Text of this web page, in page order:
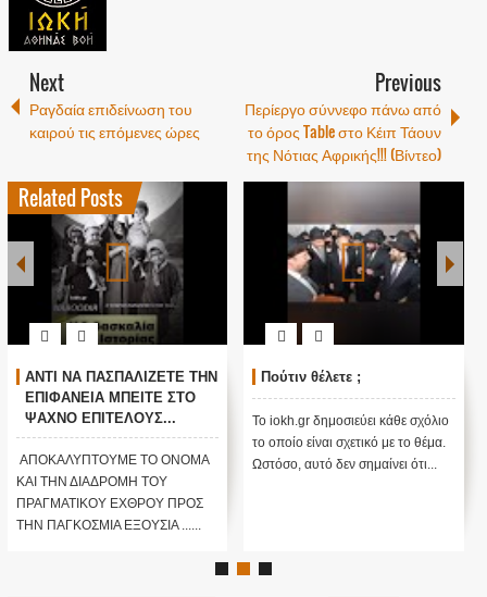
Next
Ραγδαία επιδείνωση του
καιρού τις επόμενες ώρες
Previous
Περίεργο σύννεφο πάνω από
το όρος Table στο Κέιπ Τάουν
της Νότιας Αφρικής!!! (Βίντεο)
Related Posts
ΑΝΤΙ ΝΑ ΠΑΣΠΑΛΙΖΕΤΕ ΤΗΝ
ΕΠΙΦΑΝΕΙΑ ΜΠΕΙΤΕ ΣΤΟ
ΨΑΧΝΟ ΕΠΙΤΕΛΟΥΣ...
ΑΛΗΘΕΙΑ ΠΟΙΟ
ΠΡΑΓΜΑΤΙΚΑ ΕΙΝΑΙ ΤΟ
ΟΝΟΜΑ ΤΟΥ ΕΧΘΡΟΥ; ΠΩΣ
ΤΑ ΕΚΑΝΕ ΟΛΑ... ΑΛΛΙΩΣ...
ΚΙ ΟΛΑ ΚΑΤΑ ΤΗΣ
ΑΠΟΚΑΛΥΠΤΟΥΜΕ ΤΟ ΟΝΟΜΑ
ΚΑΙ ΤΗΝ ΔΙΑΔΡΟΜΗ ΤΟΥ
ΠΡΑΓΜΑΤΙΚΟΥ ΕΧΘΡΟΥ ΠΡΟΣ
ΤΗΝ ΠΑΓΚΟΣΜΙΑ ΕΞΟΥΣΙΑ ......
Πούτιν θέλετε ;
Το iokh.gr δημοσιεύει κάθε σχόλιο
το οποίο είναι σχετικό με το θέμα.
Ωστόσο, αυτό δεν σημαίνει ότι...